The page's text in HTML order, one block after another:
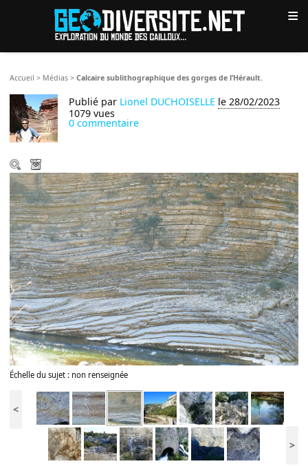
≡
Accueil > Médias >Calcaire sublithographique des gorges de l’Hérault.
Publié par Lionel DUCHOISELLE le 28/02/2023
1079 vues
0 commentaire
Échelle du sujet : non renseignée
<
>